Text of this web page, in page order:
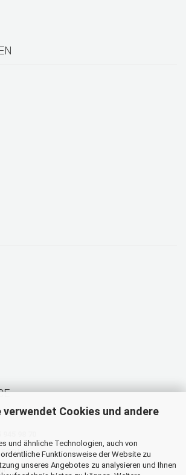
verwendet Cookies und andere
und ähnliche Technologien, auch von
Funktionsweise der Website zu
unseres Angebotes zu analysieren und Ihnen
98 70
Uhr